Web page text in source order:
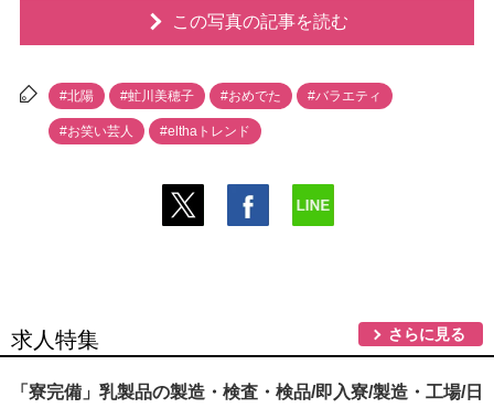
この写真の記事を読む
#北陽 #虻川美穂子 #おめでた #バラエティ
#お笑い芸人 #elthaトレンド
求人特集 さらに見る
「寮完備」乳製品の製造・検査・検品/即入寮/製造・工場/日